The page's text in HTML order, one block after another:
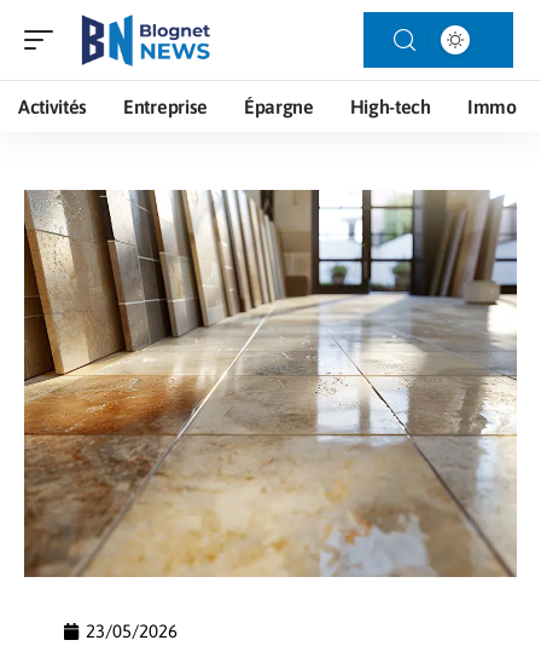
Activités Entreprise Épargne High-tech Immo
23/05/2026